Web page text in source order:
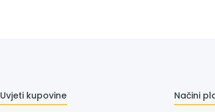
Uvjeti kupovine Načini